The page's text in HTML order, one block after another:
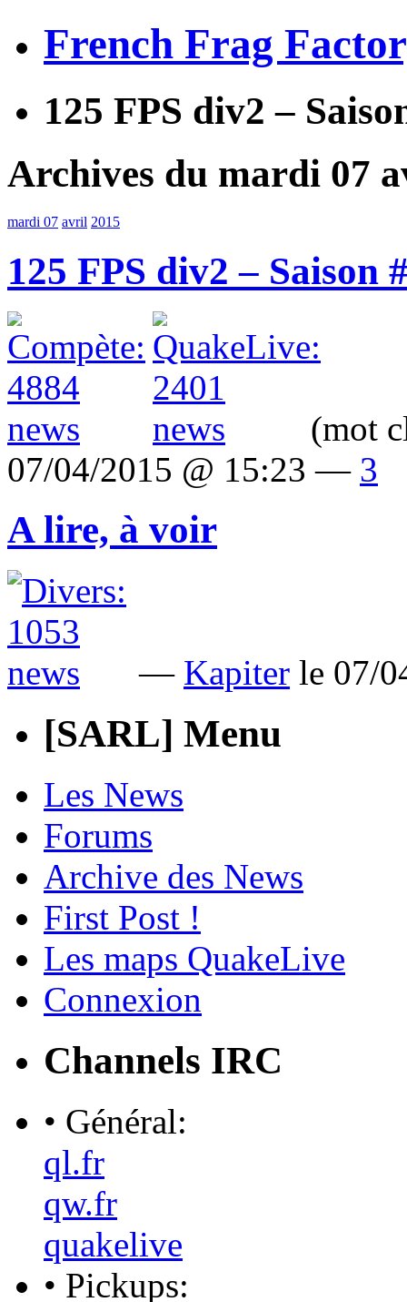
French Frag
125 FPS div2 –
Archives du mardi 07
mardi 07 avril 2015
125 FPS div2 – Saison
(mot
07/04/2015 @ 15:23 — 3
A lire, à voir
— Kapiter le 07/
[SARL] Menu
Les News
Forums
Archive des News
First Post !
Les maps QuakeLive
Connexion
Channels IRC
• Général:
ql.fr
qw.fr
quakelive
• Pickups: